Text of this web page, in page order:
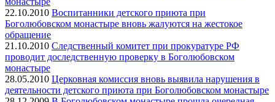
22.10.2010 Воспитанники детского приюта при
Боголюбовском монастыре вновь жалуются на жестокое
обращение
21.10.2010 Следственный комитет при прокуратуре РФ
проводит доследственную проверку в Боголюбовском
монастыре
28.05.2010 Церковная комиссия вновь выявила нарушения в
деятельности детского приюта при Боголюбовском монастыре